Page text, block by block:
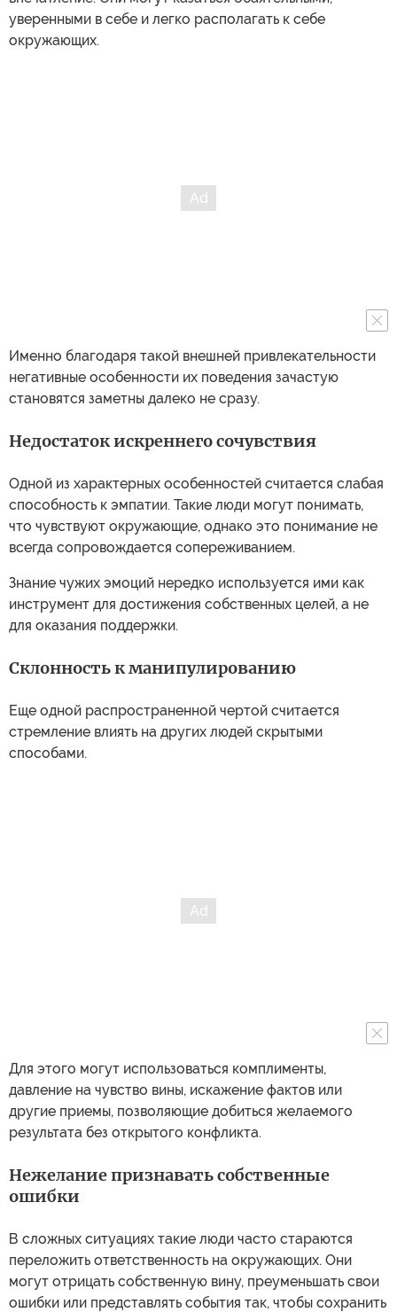
уверенными в себе и легко располагать к себе
окружающих.
Именно благодаря такой внешней привлекательности
негативные особенности их поведения зачастую
становятся заметны далеко не сразу.
Недостаток искреннего сочувствия
Одной из характерных особенностей считается слабая
способность к эмпатии. Такие люди могут понимать,
что чувствуют окружающие, однако это понимание не
всегда сопровождается сопереживанием.
Знание чужих эмоций нередко используется ими как
инструмент для достижения собственных целей, а не
для оказания поддержки.
Склонность к манипулированию
Еще одной распространенной чертой считается
стремление влиять на других людей скрытыми
способами.
Для этого могут использоваться комплименты,
давление на чувство вины, искажение фактов или
другие приемы, позволяющие добиться желаемого
результата без открытого конфликта.
Нежелание признавать собственные
ошибки
В сложных ситуациях такие люди часто стараются
переложить ответственность на окружающих. Они
могут отрицать собственную вину, преуменьшать свои
ошибки или представлять события так, чтобы сохранить